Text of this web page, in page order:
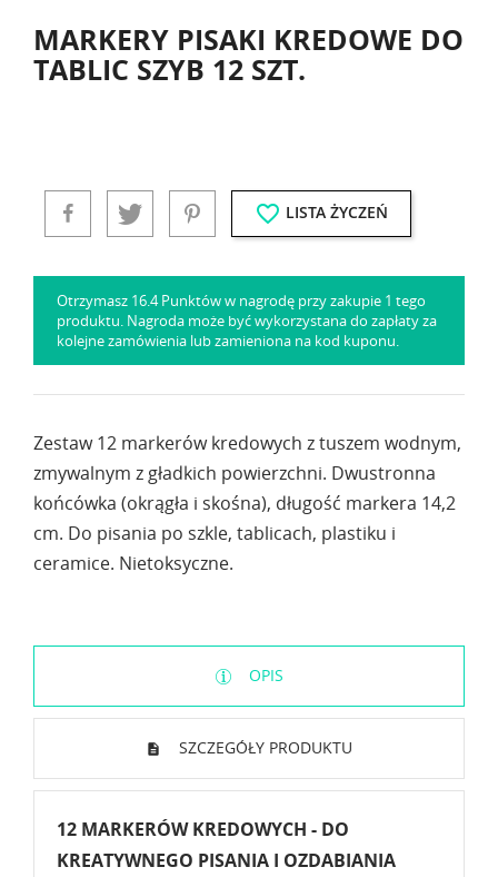
MARKERY PISAKI KREDOWE DO
TABLIC SZYB 12 SZT.
favorite_border LISTA ŻYCZEŃ
Otrzymasz 16.4 Punktów w nagrodę przy zakupie 1 tego
produktu. Nagroda może być wykorzystana do zapłaty za
kolejne zamówienia lub zamieniona na kod kuponu.
Zestaw 12 markerów kredowych z tuszem wodnym,
zmywalnym z gładkich powierzchni. Dwustronna
końcówka (okrągła i skośna), długość markera 14,2
cm. Do pisania po szkle, tablicach, plastiku i
ceramice. Nietoksyczne.
OPIS
SZCZEGÓŁY PRODUKTU
12 MARKERÓW KREDOWYCH - DO
KREATYWNEGO PISANIA I OZDABIANIA